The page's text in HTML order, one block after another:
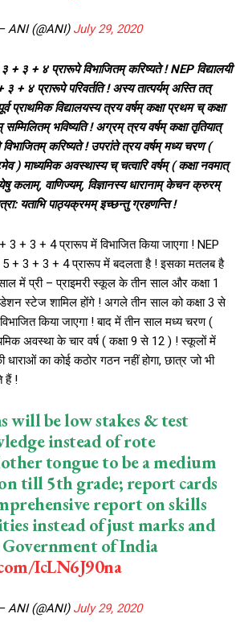
ANI (@ANI) July 29, 2020
+ ३ + ४ प्रारूपे विभाजितम् करिष्यते ! NEP विद्यालयी
३ + ४ प्रारूपे परिवर्तति ! अस्य तात्पर्यम् अस्ति तत्
प्राथमिक विद्यालयस्य त्रय वर्षम् कक्षा प्रथम च् कक्षा
सम्मिलितम् भविष्यति ! अग्रम् त्रय वर्षम् कक्षा तृतियात्
करिष्यते ! उपरांते त्रय वर्षम् मध्य चरण (
) माध्यमिक अवस्थास्य च् चत्वारि वर्षम् ( कक्षा नवमात्
कलाम्, वाणिज्यम्, विज्ञानस्य धारानाम् केचन क्रुरम्
यताभि पाठ्यक्रमम् इच्छन्तु ग्रहणन्ति !
3 + 3 + 4 प्रारूप में विभाजित किया जाएगा ! NEP
5 + 3 + 3 + 4 प्रारूप में बदलता है ! इसका मतलब है
में प्री – प्राइमरी स्कूल के तीन साल और कक्षा 1
स्टेज शामिल होंगे ! अगले तीन साल को कक्षा 3 से
किया जाएगा ! बाद में तीन साल मध्य चरण (
अवस्था के चार वर्ष ( कक्षा 9 से 12 ) ! स्कूलों में
धाराओं का कोई कठोर गठन नहीं होगा, छात्र जो भी
हैं !
will be low stakes & test
instead of rote
tongue to be a medium
till 5th grade; report cards
report on skills
instead of just marks and
of India
IcLN6J90na
ANI (@ANI) July 29, 2020